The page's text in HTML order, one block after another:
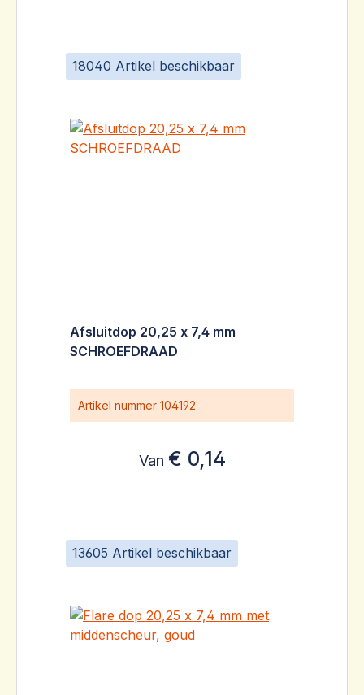
18040 Artikel beschikbaar
13605 Artikel beschikbaar
Afsluitdop 20,25 x 7,4 mm
SCHROEFDRAAD
Artikel nummer 104192
Van € 0,14